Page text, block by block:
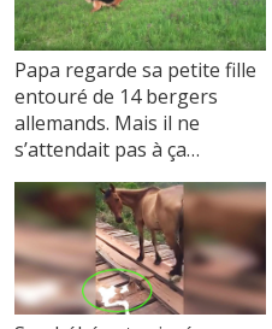
Papa regarde sa petite fille
entouré de 14 bergers
allemands. Mais il ne
s’attendait pas à ça…